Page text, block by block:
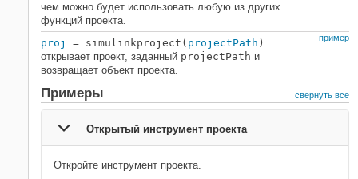
чем можно будет использовать любую из других
функций проекта.
пример
proj = simulinkproject( projectPath )
открывает проект, заданный projectPath и
возвращает объект проекта.
Примеры свернуть все
Открытый инструмент проекта
Откройте инструмент проекта.